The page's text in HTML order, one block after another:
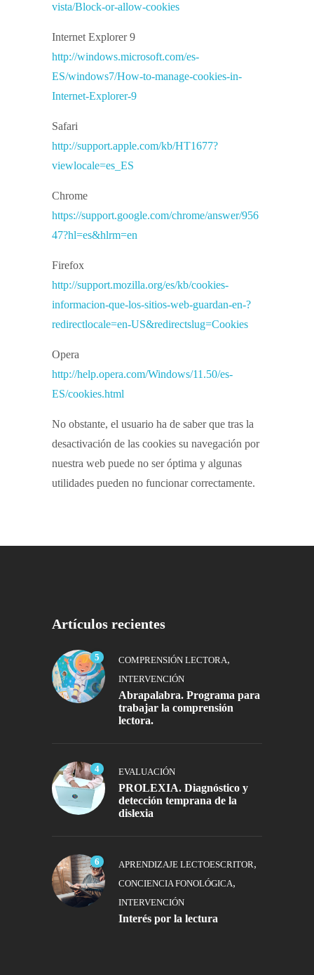
vista/Block-or-allow-cookies
Internet Explorer 9
http://windows.microsoft.com/es-
ES/windows7/How-to-manage-cookies-in-
Internet-Explorer-9
Safari
http://support.apple.com/kb/HT1677?
viewlocale=es_ES
Chrome
https://support.google.com/chrome/answer/956
47?hl=es&hlrm=en
Firefox
http://support.mozilla.org/es/kb/cookies-
informacion-que-los-sitios-web-guardan-en-?
redirectlocale=en-US&redirectslug=Cookies
Opera
http://help.opera.com/Windows/11.50/es-
ES/cookies.html
No obstante, el usuario ha de saber que tras la
desactivación de las cookies su navegación por
nuestra web puede no ser óptima y algunas
utilidades pueden no funcionar correctamente.
Artículos recientes
5 COMPRENSIÓN LECTORA,
INTERVENCIÓN
Abrapalabra. Programa para
trabajar la comprensión
lectora.
4 EVALUACIÓN
PROLEXIA. Diagnóstico y
detección temprana de la
dislexia
6 APRENDIZAJE LECTOESCRITOR,
CONCIENCIA FONOLÓGICA,
INTERVENCIÓN
Interés por la lectura